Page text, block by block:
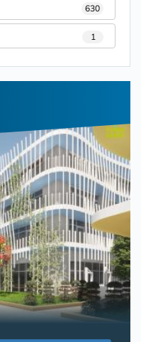
630
1